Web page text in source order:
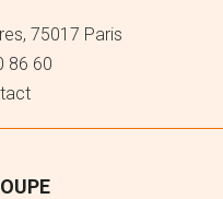
75017 Paris
86 60